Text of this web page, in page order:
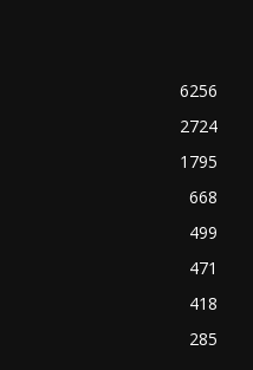
6256
2724
1795
668
499
471
418
285